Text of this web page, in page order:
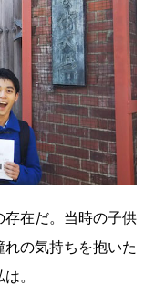
存在だ。当時の子供
の気持ちを抱いた
。